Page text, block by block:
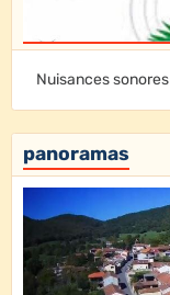
Nuisances sonores
panoramas